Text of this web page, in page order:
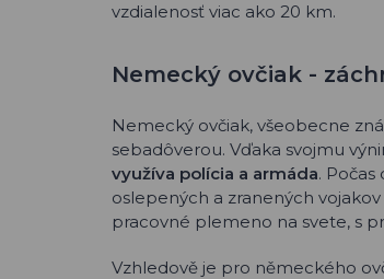
vzdialenosť viac ako 20 km.
Nemecký ovčiak -
Nemecký ovčiak, všeobecne
sebadôverou. Vďaka svojmu
využíva polícia a armáda.
oslepených a zranených vojakov
pracovné plemeno na svete, s
Vzhledově je pro německého